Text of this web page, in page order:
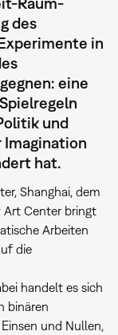
des
in
eine
und
hat.
Shanghai, dem
Art Center bringt
Arbeiten
die
handelt es sich
binären
und Nullen,